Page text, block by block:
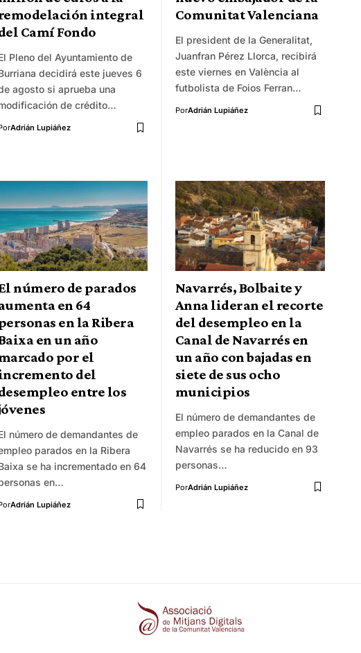
integral
Camí Fondo
Pleno del Ayuntamiento de
decidirá este jueves 6
agosto si aprueba una
de crédito…
Adrián Lupiáñez
Comunitat Valenciana
El president de la Generalitat,
Juanfran Pérez Llorca, recibirá
este viernes en València al
futbolista de Foios Ferran…
PorAdrián Lupiáñez
número de parados
en 64
en la Ribera
en un año
por el
del
entre los
número de demandantes de
parados en la Ribera
se ha incrementado en 64
en…
Adrián Lupiáñez
Navarrés, Bolbaite y
Anna lideran el recorte
del desempleo en la
Canal de Navarrés en
un año con bajadas en
siete de sus ocho
municipios
El número de demandantes de
empleo parados en la Canal de
Navarrés se ha reducido en 93
personas…
PorAdrián Lupiáñez